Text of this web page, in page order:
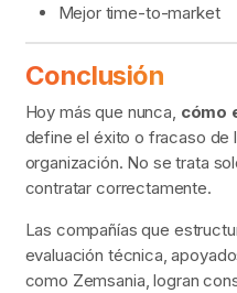
Mejor time-to-market
Conclusión
Hoy más que nunca, cómo
define el éxito o fracaso de
organización. No se trata
contratar correctamente.
Las compañías que
evaluación técnica,
como Zemsania, logran